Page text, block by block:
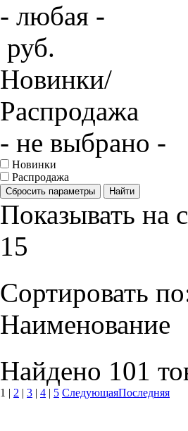
- любая -
руб.
Новинки/
Распродажа
- не выбрано -
Новинки
Распродажа
Сбросить параметры Найти
Показывать на
15
Сортировать
Наименование
Найдено 101
1 | 2 | 3 | 4 | 5 СледующаяПоследняя